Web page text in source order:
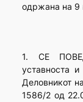
одржана на 9
1. СЕ
уставноста
Деловникот
1586/2 од